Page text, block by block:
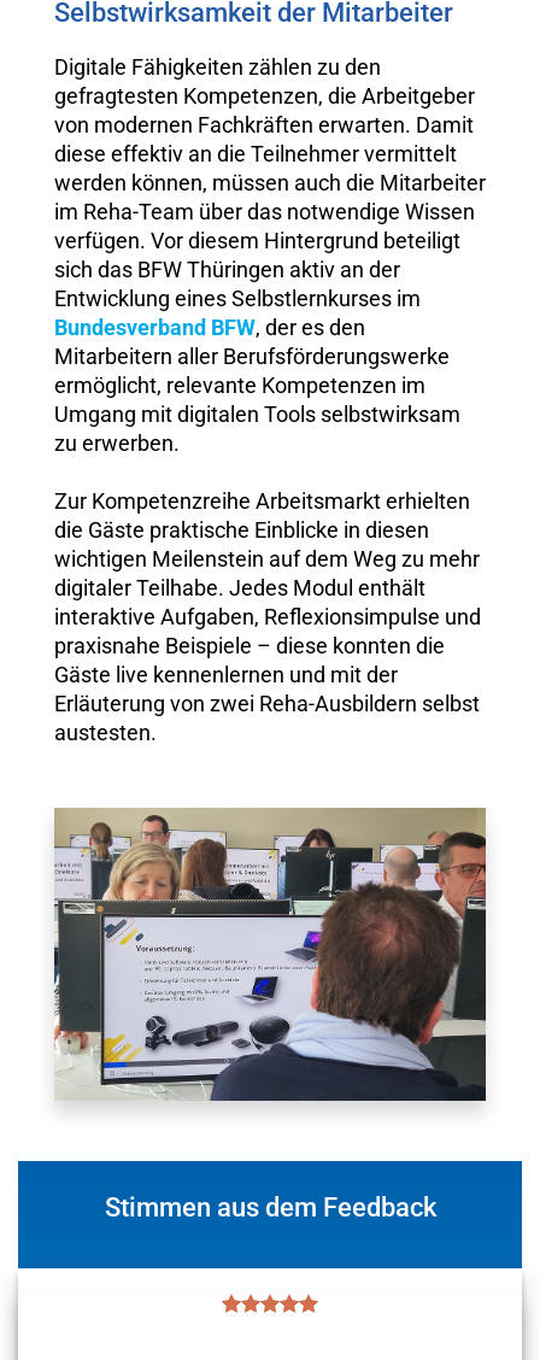
Selbstwirksamkeit der Mitarbeiter
Digitale Fähigkeiten zählen zu den
gefragtesten Kompetenzen, die Arbeitgeber
von modernen Fachkräften erwarten. Damit
diese effektiv an die Teilnehmer vermittelt
werden können, müssen auch die Mitarbeiter
im Reha-Team über das notwendige Wissen
verfügen. Vor diesem Hintergrund beteiligt
sich das BFW Thüringen aktiv an der
Entwicklung eines Selbstlernkurses im
Bundesverband BFW, der es den
Mitarbeitern aller Berufsförderungswerke
ermöglicht, relevante Kompetenzen im
Umgang mit digitalen Tools selbstwirksam
zu erwerben.
Zur Kompetenzreihe Arbeitsmarkt erhielten
die Gäste praktische Einblicke in diesen
wichtigen Meilenstein auf dem Weg zu mehr
digitaler Teilhabe. Jedes Modul enthält
interaktive Aufgaben, Reflexionsimpulse und
praxisnahe Beispiele – diese konnten die
Gäste live kennenlernen und mit der
Erläuterung von zwei Reha-Ausbildern selbst
austesten.
Stimmen aus dem Feedback